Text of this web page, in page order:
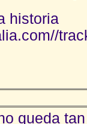
historia
queda